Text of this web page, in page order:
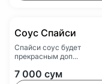
Соус Спайси
Спайси соус будет
прекрасным доп...
7 000 сум